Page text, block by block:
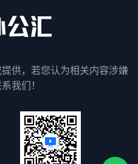
供，若您认为相关内容涉嫌
我们！